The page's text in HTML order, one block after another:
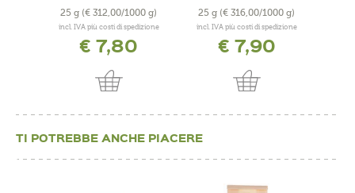
25 g (€ 312,00/1000 g)
incl. IVA più costi di spedizione
€ 7,80
25 g (€ 316,00/1000 g)
incl. IVA più costi di spedizione
€ 7,90
TI POTREBBE ANCHE PIACERE